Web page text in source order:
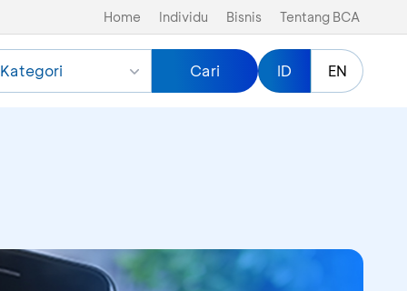
Home Individu Bisnis Tentang BCA
Kategori Cari ID EN